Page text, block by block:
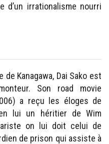
d’un irrationalisme nourri
Kanagawa, Dai Sako est
Son road movie
a reçu les éloges de
lui un héritier de Wim
on lui doit celui de
de prison qui assiste à